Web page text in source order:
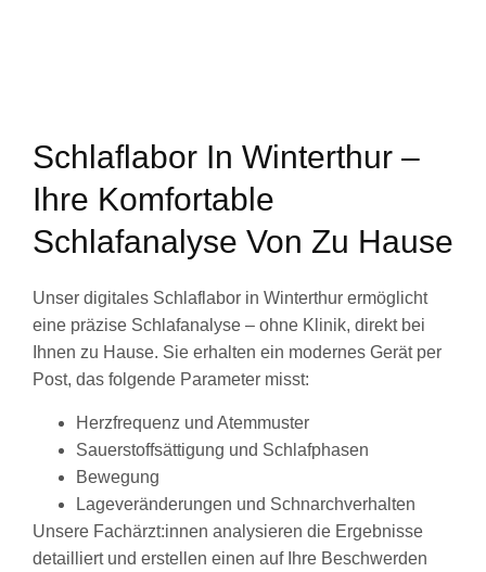
Schlaflabor In Winterthur –
Ihre Komfortable
Schlafanalyse Von Zu Hause
Unser digitales Schlaflabor in Winterthur ermöglicht
eine präzise Schlafanalyse – ohne Klinik, direkt bei
Ihnen zu Hause. Sie erhalten ein modernes Gerät per
Post, das folgende Parameter misst:
Herzfrequenz und Atemmuster
Sauerstoffsättigung und Schlafphasen
Bewegung
Lageveränderungen und Schnarchverhalten
Unsere Fachärzt:innen analysieren die Ergebnisse
detailliert und erstellen einen auf Ihre Beschwerden